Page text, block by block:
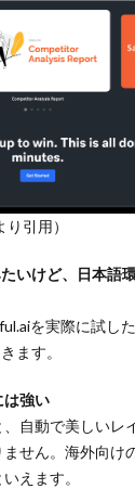
引用）
いけど、日本語
を実際に試し
ます。
は強い
自動で美しいレ
せん。海外向け
えます。